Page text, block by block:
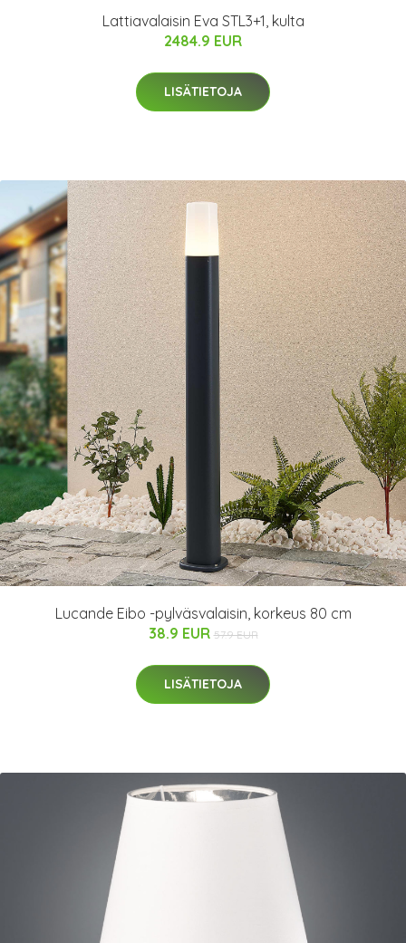
Lattiavalaisin Eva STL3+1, kulta
2484.9 EUR
LISÄTIETOJA
Lucande Eibo -pylväsvalaisin, korkeus 80 cm
38.9 EUR 57.9 EUR
LISÄTIETOJA